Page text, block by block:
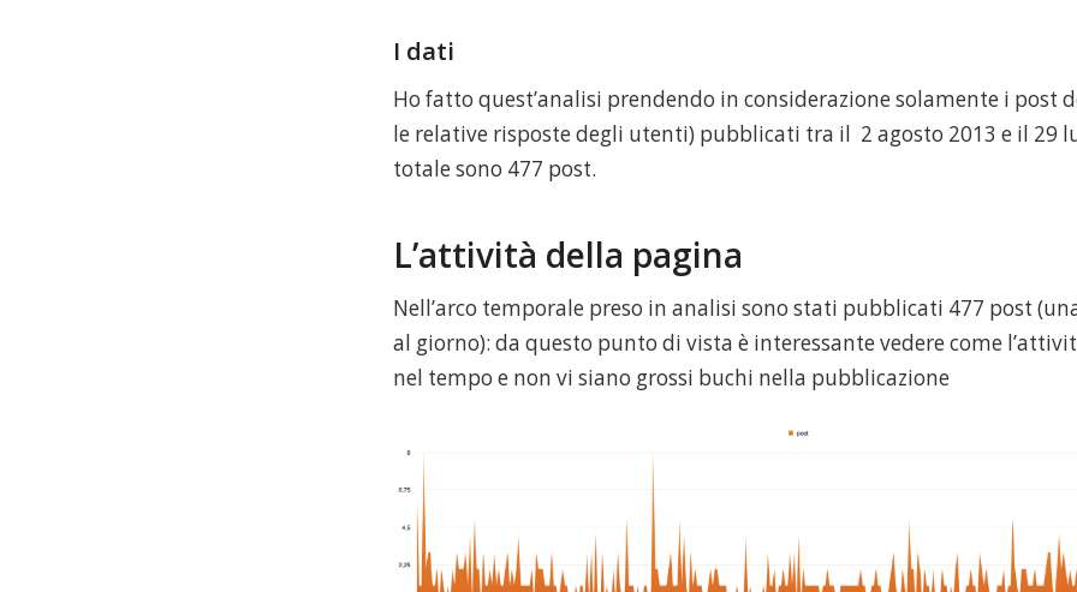
I dati
Ho fatto quest’analisi prendendo in considerazione solamente i post
le relative risposte degli utenti) pubblicati tra il 2 agosto 2013 e il 29
totale sono 477 post.
L’attività della pagina
Nell’arco temporale preso in analisi sono stati pubblicati 477 post
al giorno): da questo punto di vista è interessante vedere come
nel tempo e non vi siano grossi buchi nella pubblicazione